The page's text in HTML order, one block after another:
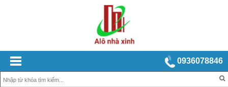
0936078846